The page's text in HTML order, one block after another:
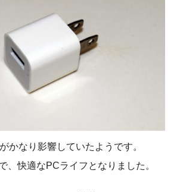
かなり影響していたようです。
、快適なPCライフとなりました。